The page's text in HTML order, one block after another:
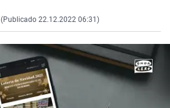
(Publicado 22.12.2022 06:31)